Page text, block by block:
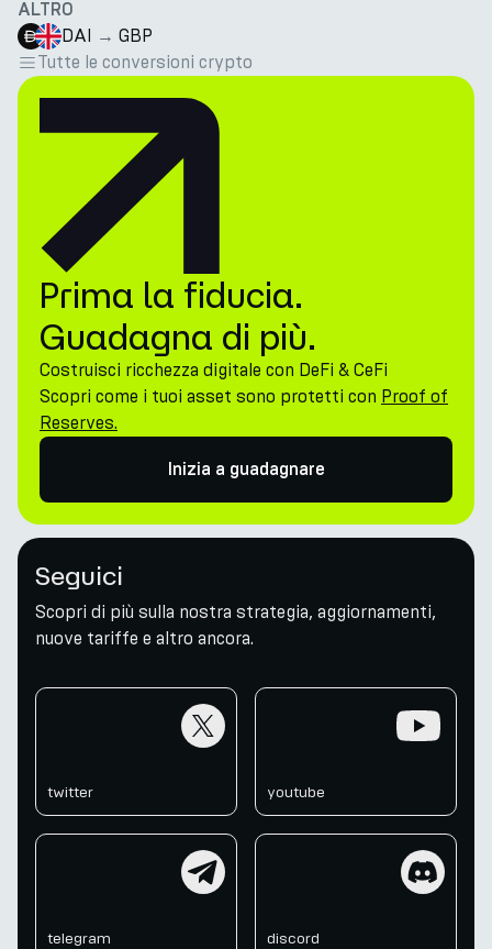
ALTRO
DAI → GBP
Tutte le conversioni crypto
Prima la fiducia.
Guadagna di più.
Costruisci ricchezza digitale con DeFi & CeFi
Scopri come i tuoi asset sono protetti con Proof of
Reserves.
Inizia a guadagnare
Seguici
Scopri di più sulla nostra strategia, aggiornamenti,
nuove tariffe e altro ancora.
twitter youtube
telegram discord